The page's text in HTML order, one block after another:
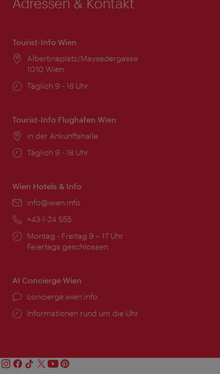
Tourist-Info Wien
Ort:
Albertinaplatz/Maysedergasse
1010 Wien
Öffnungszeiten:
Täglich 9 - 18 Uhr
Tourist-Info Flughafen Wien
Ort:
in der Ankunftshalle
Öffnungszeiten:
Täglich 9 - 18 Uhr
Wien Hotels & Info
Email:
info@wien.info
Telefon:
+43-1-24 555
Öffnungszeiten:
Montag - Freitag 9 – 17 Uhr
Feiertags geschlossen
AI Concierge Wien
Ort:
concierge.wien.info
Öffnungszeiten:
Informationen rund um die Uhr